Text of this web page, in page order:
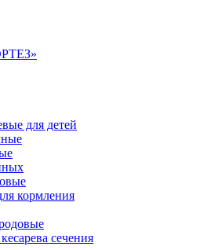
для детей
кормления
сечения